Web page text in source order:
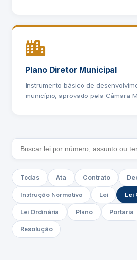
Plano Diretor Municipal
Instrumento básico de
município, aprovado pela Câmara
Todas Ata Contrato
Instrução Normativa Lei Lei
Lei Ordinária Plano Portaria
Resolução